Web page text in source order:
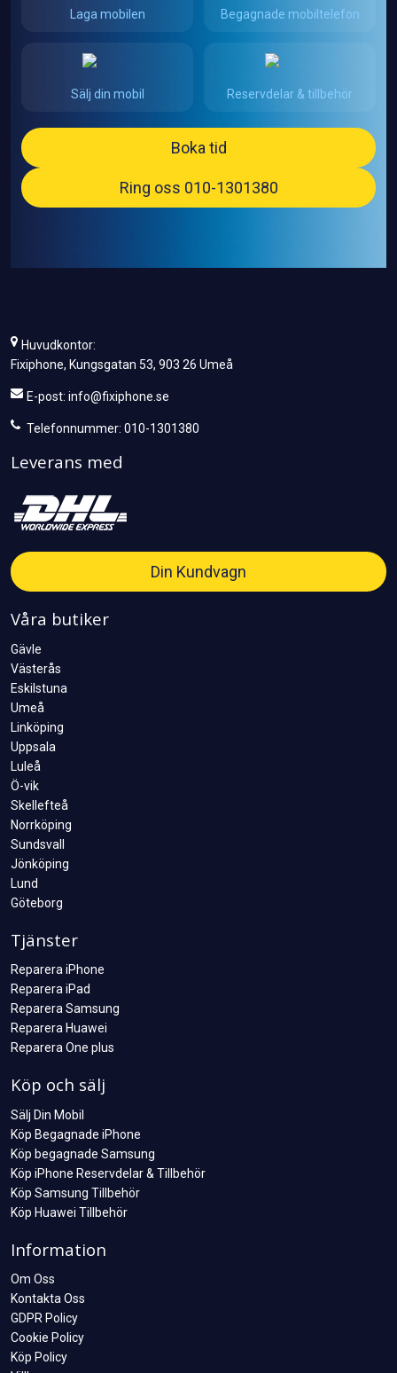
Laga mobilen Begagnade mobiltelefon
Sälj din mobil Reservdelar & tillbehör
Boka tid
Ring oss 010-1301380
Huvudkontor:
Fixiphone, Kungsgatan 53, 903 26 Umeå
E-post: info@fixiphone.se
Telefonnummer: 010-1301380
Leverans med
Din Kundvagn
Våra butiker
Gävle
Västerås
Eskilstuna
Umeå
Linköping
Uppsala
Luleå
Ö-vik
Skellefteå
Norrköping
Sundsvall
Jönköping
Lund
Göteborg
Tjänster
Reparera iPhone
Reparera iPad
Reparera Samsung
Reparera Huawei
Reparera One plus
Köp och sälj
Sälj Din Mobil
Köp Begagnade iPhone
Köp begagnade Samsung
Köp iPhone Reservdelar & Tillbehör
Köp Samsung Tillbehör
Köp Huawei Tillbehör
Information
Om Oss
Kontakta Oss
GDPR Policy
Cookie Policy
Köp Policy